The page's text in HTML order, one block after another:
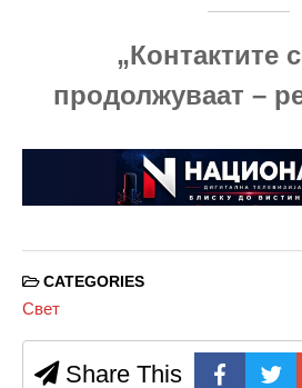
„Контактите
продолжуваат –
CATEGORIES
Свет
Share This